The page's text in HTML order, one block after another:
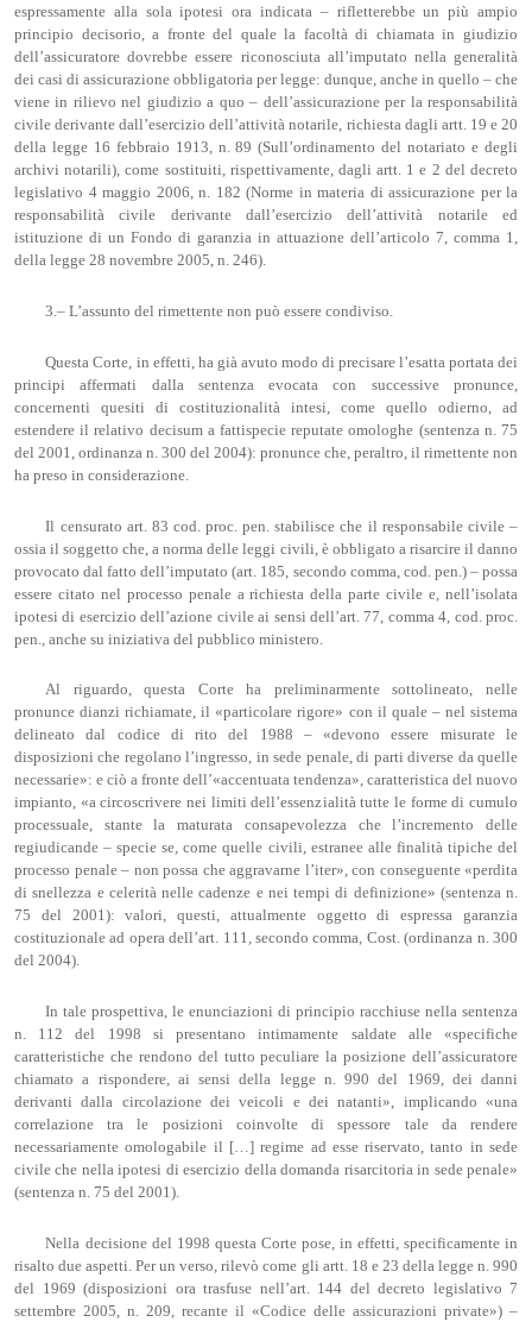
espressamente alla sola ipotesi ora indicata – rifletterebbe un più ampio
principio decisorio, a fronte del quale la facoltà di chiamata in giudizio
dell’assicuratore dovrebbe essere riconosciuta all’imputato nella generalità
dei casi di assicurazione obbligatoria per legge: dunque, anche in quello – che
viene in rilievo nel giudizio a quo – dell’assicurazione per la responsabilità
civile derivante dall’esercizio dell’attività notarile, richiesta dagli artt. 19 e 20
della legge 16 febbraio 1913, n. 89 (Sull’ordinamento del notariato e degli
archivi notarili), come sostituiti, rispettivamente, dagli artt. 1 e 2 del decreto
legislativo 4 maggio 2006, n. 182 (Norme in materia di assicurazione per la
responsabilità civile derivante dall’esercizio dell’attività notarile ed
istituzione di un Fondo di garanzia in attuazione dell’articolo 7, comma 1,
della legge 28 novembre 2005, n. 246).
3.– L’assunto del rimettente non può essere condiviso.
Questa Corte, in effetti, ha già avuto modo di precisare l’esatta portata dei
principi affermati dalla sentenza evocata con successive pronunce,
concernenti quesiti di costituzionalità intesi, come quello odierno, ad
estendere il relativo decisum a fattispecie reputate omologhe (sentenza n. 75
del 2001, ordinanza n. 300 del 2004): pronunce che, peraltro, il rimettente non
ha preso in considerazione.
Il censurato art. 83 cod. proc. pen. stabilisce che il responsabile civile –
ossia il soggetto che, a norma delle leggi civili, è obbligato a risarcire il danno
provocato dal fatto dell’imputato (art. 185, secondo comma, cod. pen.) – possa
essere citato nel processo penale a richiesta della parte civile e, nell’isolata
ipotesi di esercizio dell’azione civile ai sensi dell’art. 77, comma 4, cod. proc.
pen., anche su iniziativa del pubblico ministero.
Al riguardo, questa Corte ha preliminarmente sottolineato, nelle
pronunce dianzi richiamate, il «particolare rigore» con il quale – nel sistema
delineato dal codice di rito del 1988 – «devono essere misurate le
disposizioni che regolano l’ingresso, in sede penale, di parti diverse da quelle
necessarie»: e ciò a fronte dell’«accentuata tendenza», caratteristica del nuovo
impianto, «a circoscrivere nei limiti dell’essenzialità tutte le forme di cumulo
processuale, stante la maturata consapevolezza che l’incremento delle
regiudicande – specie se, come quelle civili, estranee alle finalità tipiche del
processo penale – non possa che aggravarne l’iter», con conseguente «perdita
di snellezza e celerità nelle cadenze e nei tempi di definizione» (sentenza n.
75 del 2001): valori, questi, attualmente oggetto di espressa garanzia
costituzionale ad opera dell’art. 111, secondo comma, Cost. (ordinanza n. 300
del 2004).
In tale prospettiva, le enunciazioni di principio racchiuse nella sentenza
n. 112 del 1998 si presentano intimamente saldate alle «specifiche
caratteristiche che rendono del tutto peculiare la posizione dell’assicuratore
chiamato a rispondere, ai sensi della legge n. 990 del 1969, dei danni
derivanti dalla circolazione dei veicoli e dei natanti», implicando «una
correlazione tra le posizioni coinvolte di spessore tale da rendere
necessariamente omologabile il […] regime ad esse riservato, tanto in sede
civile che nella ipotesi di esercizio della domanda risarcitoria in sede penale»
(sentenza n. 75 del 2001).
Nella decisione del 1998 questa Corte pose, in effetti, specificamente in
risalto due aspetti. Per un verso, rilevò come gli artt. 18 e 23 della legge n. 990
del 1969 (disposizioni ora trasfuse nell’art. 144 del decreto legislativo 7
settembre 2005, n. 209, recante il «Codice delle assicurazioni private») –